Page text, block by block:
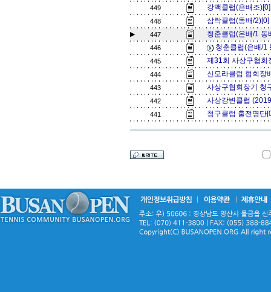
449 강맥클럽(은배조
448 삼락클럽(동배/
▶ 447 청춘클럽(은배/1 동
446 청춘클럽(은배/
445 제31회 사상구협
444 신모라클럽 협회장
443 사상구협회장기
442 사상강변클럽
441 청구클럽 출전명